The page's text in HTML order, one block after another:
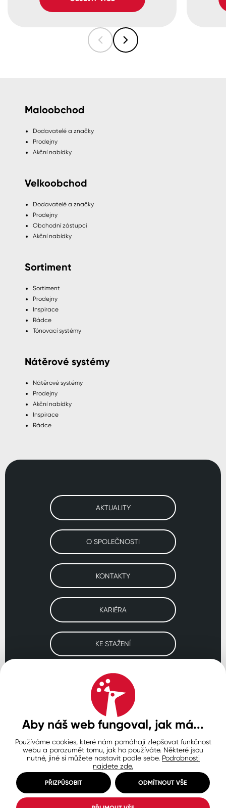
Maloobchod
Dodavatelé a značky
Prodejny
Akční nabídky
Velkoobchod
Dodavatelé a značky
Prodejny
Obchodní zástupci
Akční nabídky
Sortiment
Sortiment
Prodejny
Inspirace
Rádce
Tónovací systémy
Nátěrové systémy
Nátěrové systémy
Prodejny
Akční nabídky
Inspirace
Rádce
AKTUALITY
O SPOLEČNOSTI
KONTAKTY
KARIÉRA
KE STAŽENÍ
Navštivte naše pobočky
SLOVENSKO POLSKO
Ochrana osobních údajů
Zásady používání souborů cookie
Nastavení cookies
© Copyright 2026 COLORLAK
Created by inCUBE
Aby náš web fungoval, jak má...
Používáme cookies, které nám pomáhají zlepšovat funkčnost
webu a porozumět tomu, jak ho používáte. Některé jsou
nutné, jiné si můžete nastavit podle sebe. Podrobnosti
najdete zde.
PŘIZPŮSOBIT ODMÍTNOUT VŠE